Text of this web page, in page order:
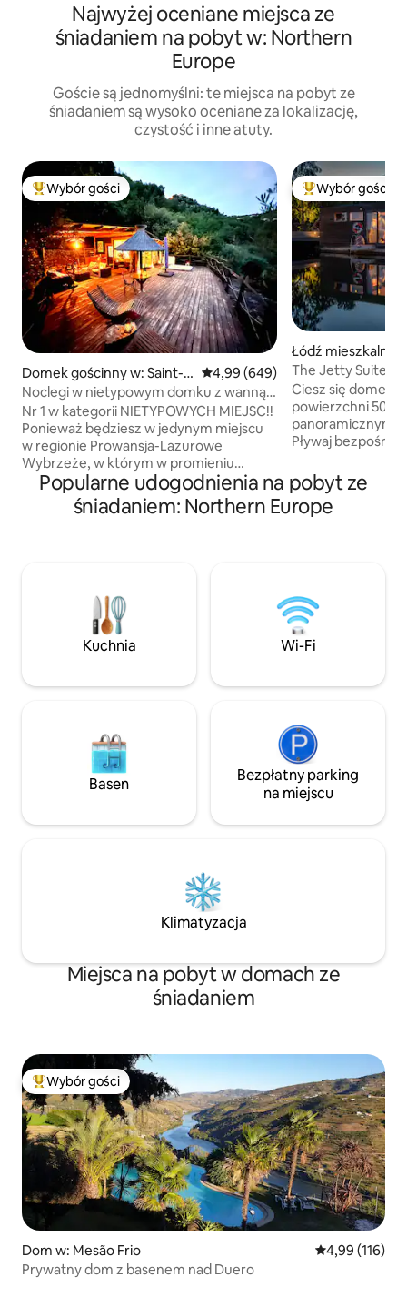
Najwyżej oceniane miejsca ze
śniadaniem na pobyt w: Northern
Europe
Goście są jednomyślni: te miejsca na pobyt ze
śniadaniem są wysoko oceniane za lokalizację,
czystość i inne atuty.
Najpopularniejsze z kategorii Wybór gości
Wybór gości
Domek gościnny w: Saint-
Martin-du-Var
Średnia ocena: 4,99 na 5, liczba
4,99 (649)
Noclegi w nietypowym domku z wanną
z hydromasażem
Nr 1 w kategorii NIETYPOWYCH MIEJSC!!
Ponieważ będziesz w jedynym miejscu
w regionie Prowansja-Lazurowe
Wybrzeże, w którym w promieniu
500 metrów nie ma nikogo!! Daj się
oczarować naszemu niesamowitemu
domkowi z wiszącym tarasem
przyrodę. (Przeczytaj recenzje!!)
Całkowity relaks! Położona 20 minut od
morza (Nicea) na rodzinnej farmie
oliwek, która od 45 lat uprawia oliwki,
z oliwek. WYJĄTKOWA!!
Wybór gości
Łódź mieszkalna
The Jetty Suite,
add-on spa
Ciesz się domem
powierzchni 50
panoramicznym
Pływaj
widokom, pięknej
przystani z
łódź jest
lecie dostępny
również
drewnem w
Popularne udogodnienia na pobyt ze
śniadaniem: Northern Europe
Kuchnia Wi-Fi
Basen
Bezpłatny parking
na miejscu
Klimatyzacja
Miejsca na pobyt w domach ze
śniadaniem
Najpopularniejsze z kategorii Wybór gości
Wybór gości
Dom w: Mesão Frio Średnia
4,99 (116)
Prywatny dom z basenem nad Duero